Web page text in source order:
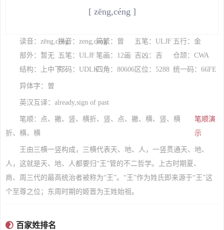
[ zēng,céng ]
读音：zēng,céng拼音：zeng,ceng简繁：曾 五笔：ULJF 五行：金
部外：暂无 五笔：ULJF 笔画：12画 吉凶：吉
仓颉：CWA
结构：上中下郑码：UDLK四角：80606 区位：5288 统一码：66FE
异体字：曽
英汉互译：already,sign of past
笔顺：点、撇、竖、横折、竖、点、撇、横、竖、横
折、横、横
笔顺演
示
王由三横一竖构成，三横代表天、地、人，一竖贯通天、地、
人，这就是天、地、人都要归“王”管的不二哲学。上古时期夏、
商、周三代的最高统治者被称为“王”。“王”作为姓氏即来源于“王”这
个至尊之位；东周时期的姬晋为王姓始祖。
百家姓排名